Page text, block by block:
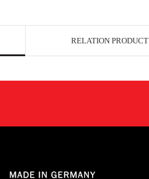
RELATION PRODUCT